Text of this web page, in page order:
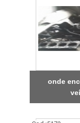
onde